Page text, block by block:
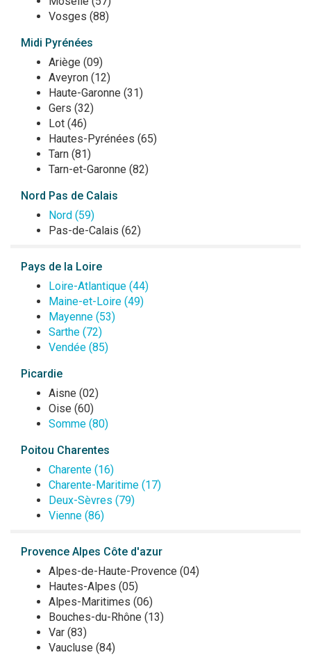
Vosges (88)
Midi Pyrénées
Ariège (09)
Aveyron (12)
Haute-Garonne (31)
Gers (32)
Lot (46)
Hautes-Pyrénées (65)
Tarn (81)
Tarn-et-Garonne (82)
Nord Pas de Calais
Nord (59)
Pas-de-Calais (62)
Pays de la Loire
Loire-Atlantique (44)
Maine-et-Loire (49)
Mayenne (53)
Sarthe (72)
Vendée (85)
Picardie
Aisne (02)
Oise (60)
Somme (80)
Poitou Charentes
Charente (16)
Charente-Maritime (17)
Deux-Sèvres (79)
Vienne (86)
Provence Alpes Côte d'azur
Alpes-de-Haute-Provence (04)
Hautes-Alpes (05)
Alpes-Maritimes (06)
Bouches-du-Rhône (13)
Var (83)
Vaucluse (84)